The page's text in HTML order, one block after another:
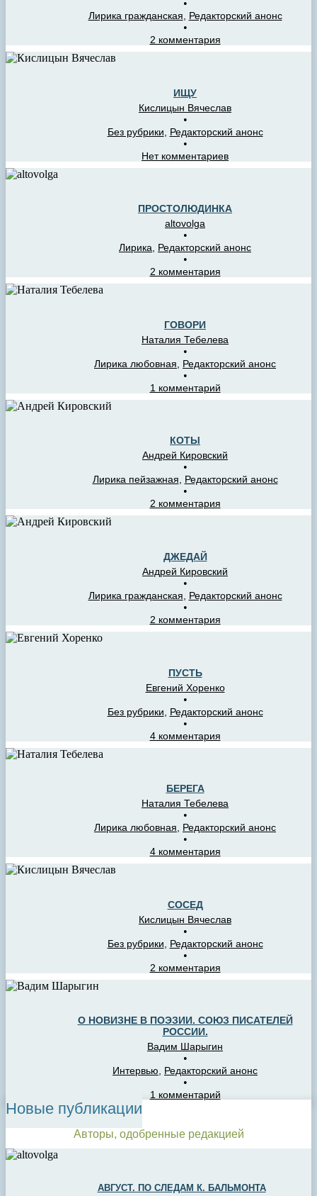
•
Лирика гражданская Редакторский анонс
•
2 комментария
ИЩУ
Кислицын Вячеслав
•
Без рубрики Редакторский анонс
•
Нет комментариев
ПРОСТОЛЮДИНКА
altovolga
•
Лирика Редакторский анонс
•
2 комментария
ГОВОРИ
Наталия Тебелева
•
Лирика любовная Редакторский анонс
•
1 комментарий
КОТЫ
Андрей Кировский
•
Лирика пейзажная, Редакторский анонс
•
2 комментария
ДЖЕДАЙ
Андрей Кировский
•
Лирика гражданская Редакторский анонс
•
2 комментария
ПУСТЬ
Евгений Хоренко
•
Без рубрики Редакторский анонс
•
4 комментария
БЕРЕГА
Наталия Тебелева
•
Лирика любовная Редакторский анонс
•
4 комментария
СОСЕД
Кислицын Вячеслав
•
Без рубрики Редакторский анонс
•
2 комментария
О НОВИЗНЕ В ПОЭЗИИ. СОЮЗ ПИСАТЕЛЕЙ
РОССИИ.
Вадим Шарыгин
•
Интервью, Редакторский анонс
•
1 комментарий
Новые публикации
Авторы, одобренные редакцией
АВГУСТ. ПО СЛЕДАМ К. БАЛЬМОНТА